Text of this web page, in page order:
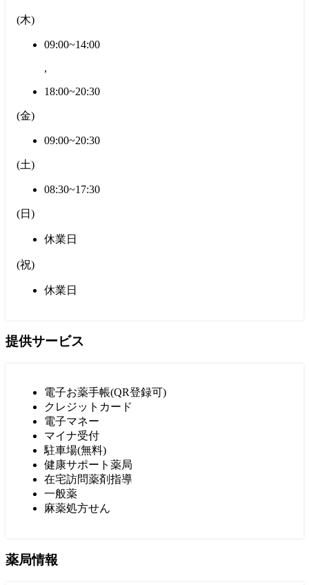
(木)
09:00~14:00
,
18:00~20:30
(金)
09:00~20:30
(土)
08:30~17:30
(日 )
休業日
(祝)
休業日
提供サービス
電子お薬手帳(QR登録可)
クレジットカード
電子マネー
マイナ受付
駐車場(無料)
健康サポート薬局
在宅訪問薬剤指導
一般薬
麻薬処方せん
薬局情報